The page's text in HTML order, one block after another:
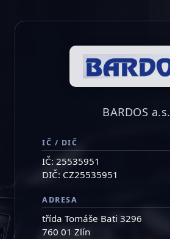
BARDOS a.s.
IČ / DIČ
IČ: 25535951
DIČ: CZ25535951
ADRESA
třída Tomáše Bati 3296
760 01 Zlín